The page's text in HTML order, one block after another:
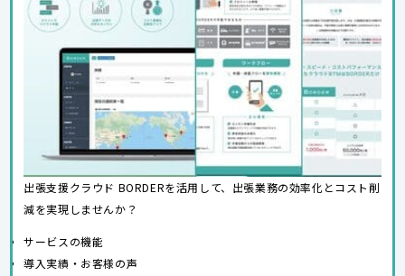
出張支援クラウド BORDERを活用して、出張業務の効率化とコスト削
減を実現しませんか？
サービスの機能
導入実績・お客様の声